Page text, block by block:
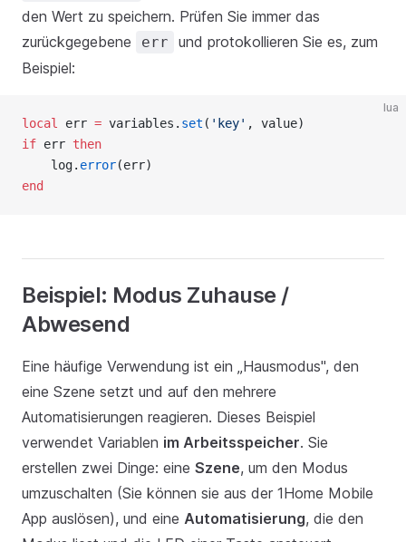
den Wert zu speichern. Prüfen Sie immer das
zurückgegebene
err
und protokollieren Sie es, zum
Beispiel:
lua
local err = variables. set ( 'key' , value)
if err then
    log.
error(err)
end
Beispiel: Modus Zuhause /
Abwesend
Eine häufige Verwendung ist ein „Hausmodus", den
eine Szene setzt und auf den mehrere
Automatisierungen reagieren. Dieses Beispiel
verwendet Variablen im Arbeitsspeicher. Sie
erstellen zwei Dinge: eine Szene, um den Modus
umzuschalten (Sie können sie aus der 1Home Mobile
App auslösen), und eine Automatisierung, die den